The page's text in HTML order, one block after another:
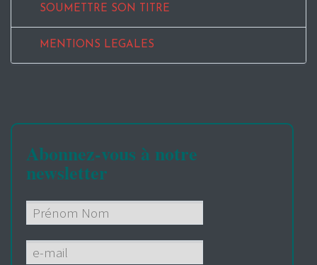
SOUMETTRE SON TITRE
MENTIONS LEGALES
Abonnez-vous à notre
newsletter